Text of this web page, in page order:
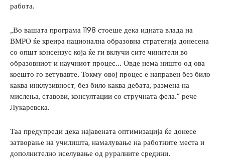
работа.
„Во вашата програма 1198 стоеше дека идната влада на
ВМРО ќе креира национална образовна стратегија донесена
со општ консензус која ќе ги вклучи сите чинители во
образовниот и научниот процес… Овде нема ништо од ова
коешто го ветувавте. Токму овој процес е направен без било
каква инклузивност, без било каква дебата, размена на
мислења, ставови, консултации со стручната фела.“ рече
Лукаревска.
Таа предупреди дека најавената оптимизација ќе донесе
затворање на училишта, намалување на работните места и
дополнително иселување од руралните средини.